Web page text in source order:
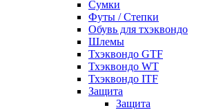
Сумки
Футы / Степки
Обувь для тхэквондо
Шлемы
Тхэквондо GTF
Тхэквондо WT
Тхэквондо ITF
Защита
Защита